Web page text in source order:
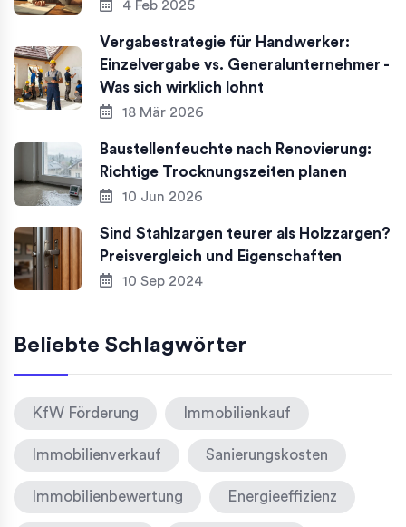
4 Feb 2025
Vergabestrategie für Handwerker:
Einzelvergabe vs. Generalunternehmer -
Was sich wirklich lohnt
18 Mär 2026
Baustellenfeuchte nach Renovierung:
Richtige Trocknungszeiten planen
10 Jun 2026
Sind Stahlzargen teurer als Holzzargen?
Preisvergleich und Eigenschaften
10 Sep 2024
Beliebte Schlagwörter
KfW Förderung Immobilienkauf
Immobilienverkauf Sanierungskosten
Immobilienbewertung Energieeffizienz